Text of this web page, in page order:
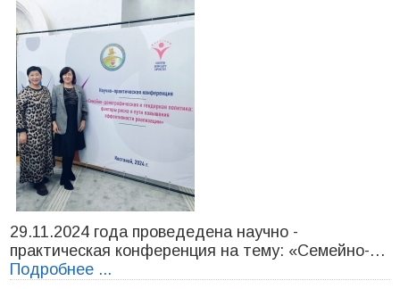
29.11.2024 года проведедена научно -
практическая конференция на тему: «Семейно-…
Подробнее ...